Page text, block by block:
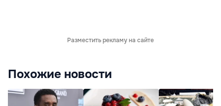
Разместить рекламу на сайте
Похожие новости